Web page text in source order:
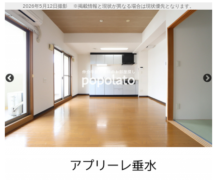
2026年5月12日撮影 ※掲載情報と現状が異なる場合は現状優先となります。